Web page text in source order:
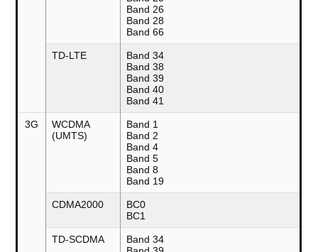
Band 26
Band 28
Band 66
TD-LTE
Band 34
Band 38
Band 39
Band 40
Band 41
3G
WCDMA
(UMTS)
Band 1
Band 2
Band 4
Band 5
Band 8
Band 19
CDMA2000
BC0
BC1
TD-SCDMA
Band 34